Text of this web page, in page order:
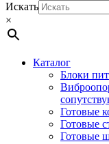
Искать
×
Каталог
Блоки
Готовые
Готовые
Готовые